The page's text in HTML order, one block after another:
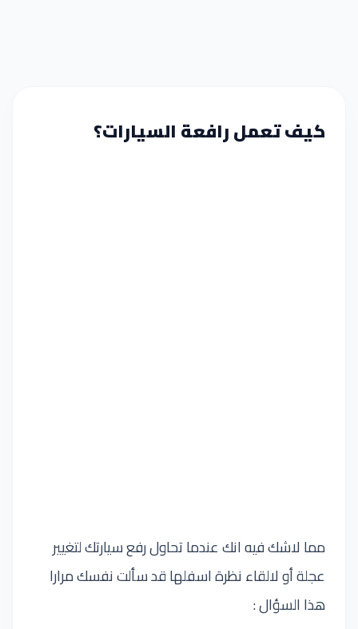
كيف تعمل رافعة السيارات؟
مما لاشك فيه انك عندما تحاول رفع سيارتك لتغيير
عجلة أو لالقاء نظرة اسفلها قد سألت نفسك مرارا
هذا السؤال :